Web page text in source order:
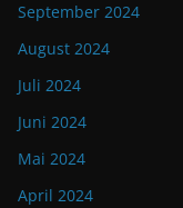
September 2024
August 2024
Juli 2024
Juni 2024
Mai 2024
April 2024